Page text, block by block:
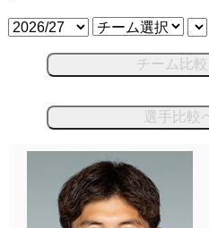
チーム比
選手比較